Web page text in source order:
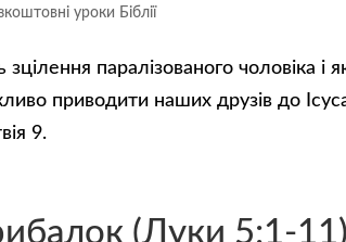
уроки Біблії
паралізованого чоловіка і
приводити наших друзів до
9.
(Луки 5:1-11)